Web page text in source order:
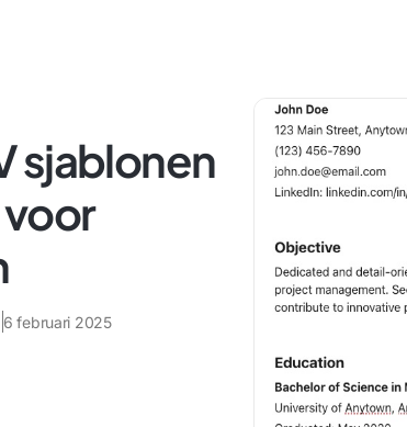
sjablonen
6 februari 2025